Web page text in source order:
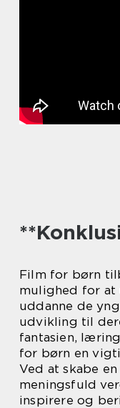
Film for børn
mulighed for at
uddanne de
udvikling til
fantasien,
for børn en
Ved at skabe
meningsfuld
inspirere og